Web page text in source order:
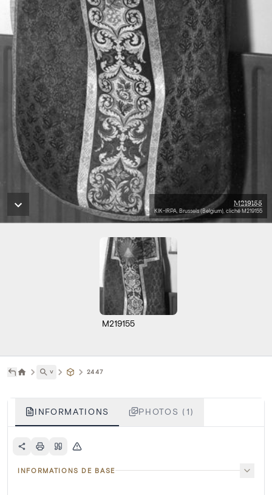
M219155
KIK-IRPA, Brussels (Belgium), cliché M219155
M219155
˅ 2447
INFORMATIONS PHOTOS (1)
INFORMATIONS DE BASE